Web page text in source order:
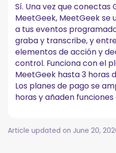
Sí. Una vez que conectas
MeetGeek, MeetGeek
a tus eventos
graba y transcribe, y
elementos de acción y
control. Funciona con el
MeetGeek hasta 3 horas
Los planes de pago se
horas y añaden funciones
Article updated on June 20,